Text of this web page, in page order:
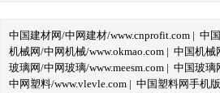
中国建材网/中网建材/www.cnprofit.com | 中
机械网/中网机械/www.okmao.com | 中国机械
玻璃网/中网玻璃/www.meesm.com | 中国玻璃
中网塑料/www.vlevle.com | 中国塑料网手机